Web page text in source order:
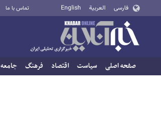
فارسی العربية English تماس با ما
صفحه اصلی سیاست اقتصاد فرهنگ جامعه